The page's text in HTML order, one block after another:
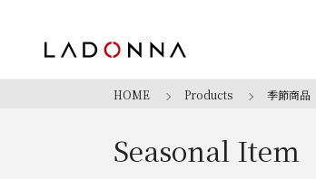
HOME Products 季節商品
Seasonal Item